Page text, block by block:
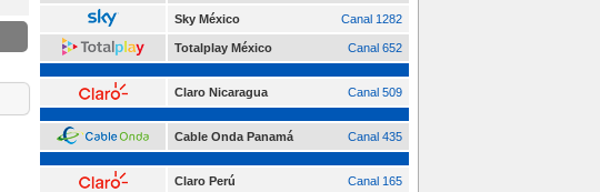
Sky México Canal 1282
Totalplay México Canal 652
Claro Nicaragua Canal 509
Cable Onda Panamá Canal 435
Claro Perú Canal 165